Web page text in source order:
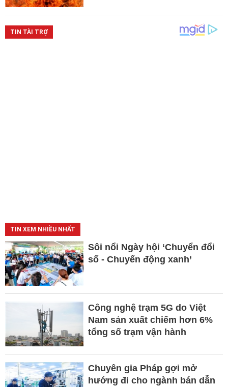
TIN XEM NHIỀU NHẤT
Sôi nổi Ngày hội ‘Chuyển đổi
số - Chuyển động xanh’
Công nghệ trạm 5G do Việt
Nam sản xuất chiếm hơn 6%
tổng số trạm vận hành
Chuyên gia Pháp gợi mở
hướng đi cho ngành bán dẫn